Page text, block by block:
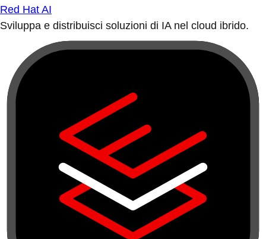
Red Hat AI
Sviluppa e distribuisci soluzioni di IA nel cloud ibrido.